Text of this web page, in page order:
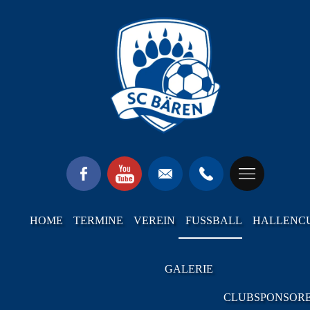
HOME TERMINE VEREIN FUSSBALL
GALERIE